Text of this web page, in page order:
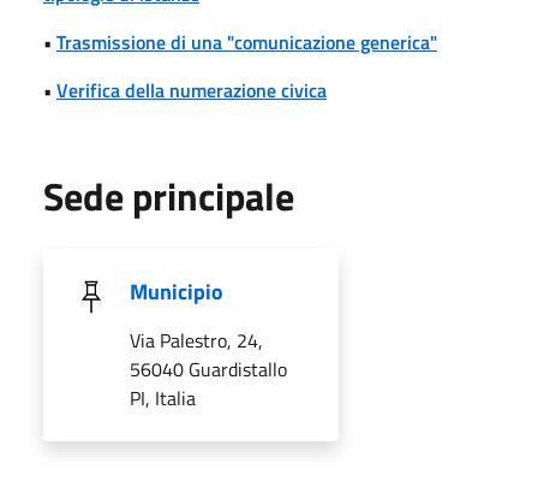
• Trasmissione di una "comunicazione generica"
• Verifica della numerazione civica
Sede principale
Municipio
Via Palestro, 24,
56040 Guardistallo
PI, Italia